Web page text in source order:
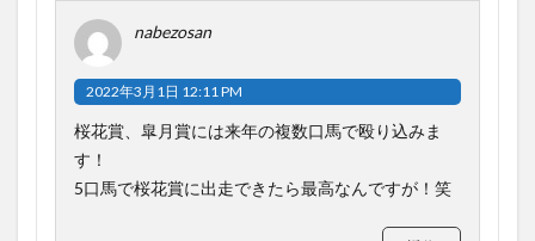
nabezosan
2022年3月1日 12:11 PM
桜花賞、皐月賞には来年の複数口馬で殴り込みま
す！
5口馬で桜花賞に出走できたら最高なんですが！笑